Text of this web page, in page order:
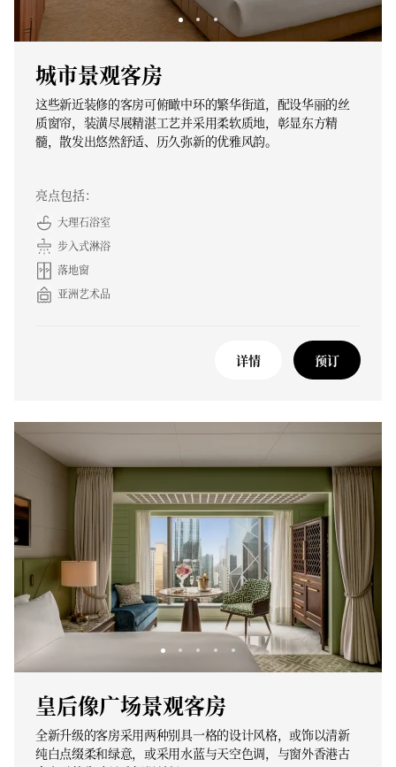
城市景观客房
这些新近装修的客房可俯瞰中环的繁华街道，配设华丽的丝
质窗帘，装潢尽展精湛工艺并采用柔软质地，彰显东方精
髓，散发出悠然舒适、历久弥新的优雅风韵。
亮点包括：
大理石浴室
步入式淋浴
落地窗
亚洲艺术品
详情 预订
皇后像广场景观客房
全新升级的客房采用两种别具一格的设计风格，或饰以清新
纯白点缀柔和绿意，或采用水蓝与天空色调，与窗外香港古